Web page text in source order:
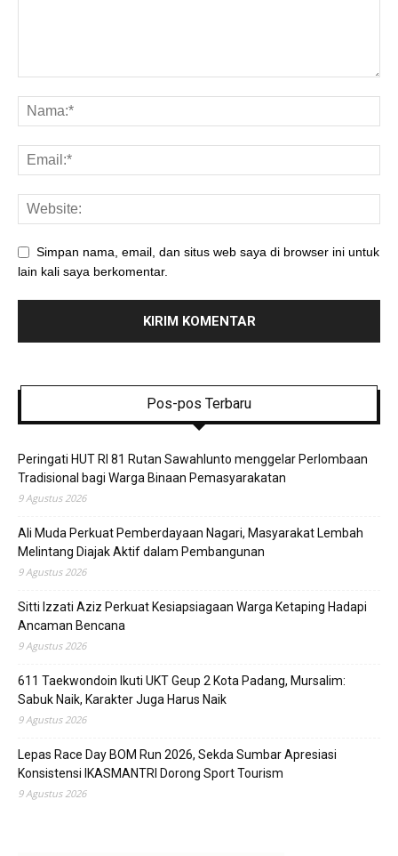
Simpan nama, email, dan situs web saya di browser ini untuk
lain kali saya berkomentar.
Pos-pos Terbaru
Peringati HUT RI 81 Rutan Sawahlunto menggelar Perlombaan
Tradisional bagi Warga Binaan Pemasyarakatan
9 Agustus 2026
Ali Muda Perkuat Pemberdayaan Nagari, Masyarakat Lembah
Melintang Diajak Aktif dalam Pembangunan
9 Agustus 2026
Sitti Izzati Aziz Perkuat Kesiapsiagaan Warga Ketaping Hadapi
Ancaman Bencana
9 Agustus 2026
611 Taekwondoin Ikuti UKT Geup 2 Kota Padang, Mursalim:
Sabuk Naik, Karakter Juga Harus Naik
9 Agustus 2026
Lepas Race Day BOM Run 2026, Sekda Sumbar Apresiasi
Konsistensi IKASMANTRI Dorong Sport Tourism
9 Agustus 2026